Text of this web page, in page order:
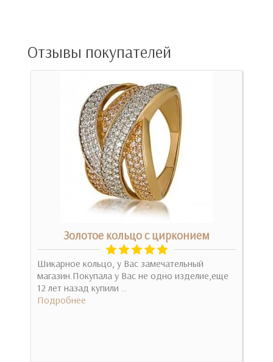
Отзывы покупателей
Золотое кольцо с цирконием
Шикарное кольцо, у Вас замечательный
магазин.Покупала у Вас не одно изделие,еще
12 лет назад купили ..
Подробнее